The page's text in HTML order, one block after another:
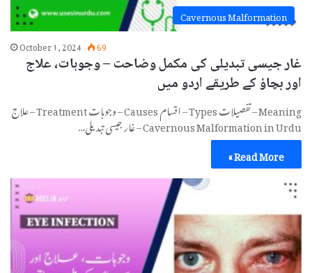
Cavernous Malformation
October 1, 2024 69
غار جیسی تبدیلی کی مکمل وضاحت – وجوہات، علاج
اور بچاؤ کے طریقے اردو میں
Meaning – تفصیلات Types – اقسام Causes – وجوہات Treatment – علاج
Cavernous Malformation in Urdu – غار جیسی تبدیلی…
Read More »